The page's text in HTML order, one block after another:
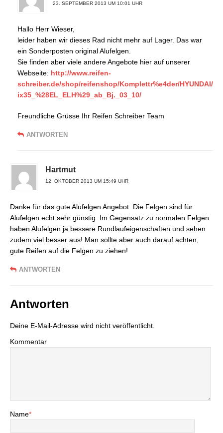
23. SEPTEMBER 2013 UM 10:01 UHR
Hallo Herr Wieser,
leider haben wir dieses Rad nicht mehr auf Lager. Das war
ein Sonderposten original Alufelgen.
Sie finden aber viele andere Angebote hier auf unserer
Webseite: http://www.reifen-
schreiber.de/shop/reifenshop/Komplettr%e4der/HYUNDAI/
ix35_%28EL_ELH%29_ab_Bj._03_10/
Freundliche Grüsse Ihr Reifen Schreiber Team
ANTWORTEN
Hartmut
12. OKTOBER 2013 UM 15:49 UHR
Danke für das gute Alufelgen Angebot. Die Felgen sind für
Alufelgen echt sehr günstig. Im Gegensatz zu normalen Felgen
haben Alufelgen ja bessere Rundlaufeigenschaften und sehen
zudem viel besser aus! Man sollte aber auch darauf achten,
gute Reifen auf die Felgen zu ziehen!
ANTWORTEN
Antworten
Deine E-Mail-Adresse wird nicht veröffentlicht.
Kommentar
Name*